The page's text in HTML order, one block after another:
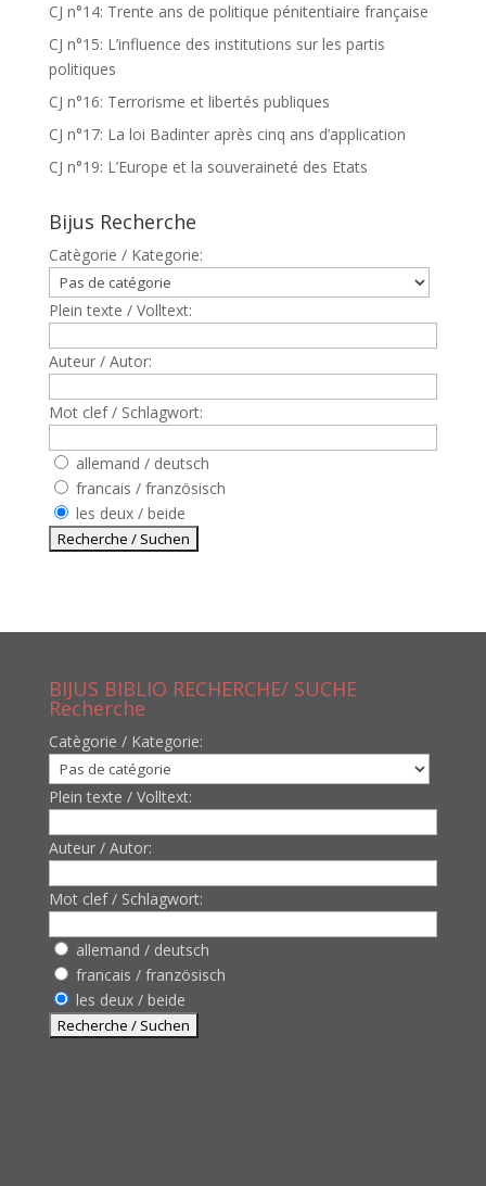
CJ n°14: Trente ans de politique pénitentiaire française
CJ n°15: L’influence des institutions sur les partis
politiques
CJ n°16: Terrorisme et libertés publiques
CJ n°17: La loi Badinter après cinq ans d’application
CJ n°19: L’Europe et la souveraineté des Etats
Bijus Recherche
Catègorie / Kategorie:
Plein texte / Volltext:
Auteur / Autor:
Mot clef / Schlagwort:
allemand / deutsch
francais / französisch
les deux / beide
BIJUS BIBLIO RECHERCHE/ SUCHE
Recherche
Catègorie / Kategorie:
Plein texte / Volltext:
Auteur / Autor:
Mot clef / Schlagwort:
allemand / deutsch
francais / französisch
les deux / beide